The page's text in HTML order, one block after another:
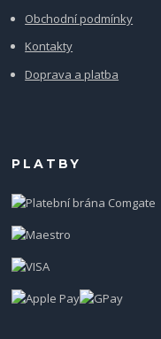
Obchodní podmínky
Kontakty
Doprava a platba
PLATBY